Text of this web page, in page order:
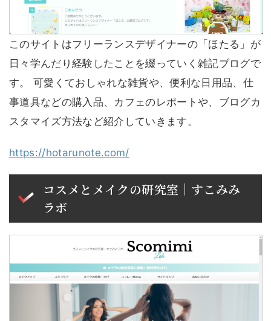
このサイトはフリーランスデザイナーの「ほたる」が
日々学んだり経験したことを綴っていく雑記ブログで
す。 可愛くておしゃれな雑貨や、便利な日用品、仕
事道具などの購入品、カフェのレポートや、ブログカ
スタマイズ方法など紹介していきます。
https://hotarunote.com/
コスメとメイクの研究室｜すこみみ
ラボ